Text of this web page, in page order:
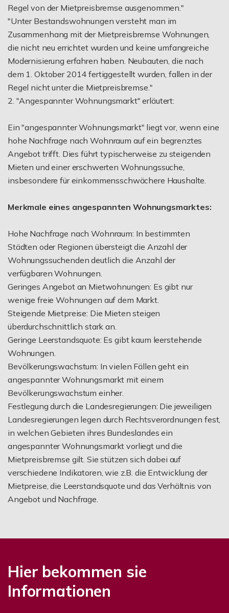
Regel von der Mietpreisbremse ausgenommen."
"Unter Bestandswohnungen versteht man im
Zusammenhang mit der Mietpreisbremse Wohnungen,
die nicht neu errichtet wurden und keine umfangreiche
Modernisierung erfahren haben. Neubauten, die nach
dem 1. Oktober 2014 fertiggestellt wurden, fallen in der
Regel nicht unter die Mietpreisbremse."
2. "Angespannter Wohnungsmarkt" erläutert:
Ein "angespannter Wohnungsmarkt" liegt vor, wenn eine
hohe Nachfrage nach Wohnraum auf ein begrenztes
Angebot trifft. Dies führt typischerweise zu steigenden
Mieten und einer erschwerten Wohnungssuche,
insbesondere für einkommensschwächere Haushalte.
Merkmale eines angespannten Wohnungsmarktes:
Hohe Nachfrage nach Wohnraum: In bestimmten
Städten oder Regionen übersteigt die Anzahl der
Wohnungssuchenden deutlich die Anzahl der
verfügbaren Wohnungen.
Geringes Angebot an Mietwohnungen: Es gibt nur
wenige freie Wohnungen auf dem Markt.
Steigende Mietpreise: Die Mieten steigen
überdurchschnittlich stark an.
Geringe Leerstandsquote: Es gibt kaum leerstehende
Wohnungen.
Bevölkerungswachstum: In vielen Fällen geht ein
angespannter Wohnungsmarkt mit einem
Bevölkerungswachstum einher.
Festlegung durch die Landesregierungen: Die jeweiligen
Landesregierungen legen durch Rechtsverordnungen fest,
in welchen Gebieten ihres Bundeslandes ein
angespannter Wohnungsmarkt vorliegt und die
Mietpreisbremse gilt. Sie stützen sich dabei auf
verschiedene Indikatoren, wie z.B. die Entwicklung der
Mietpreise, die Leerstandsquote und das Verhältnis von
Angebot und Nachfrage.
Hier bekommen sie
Informationen